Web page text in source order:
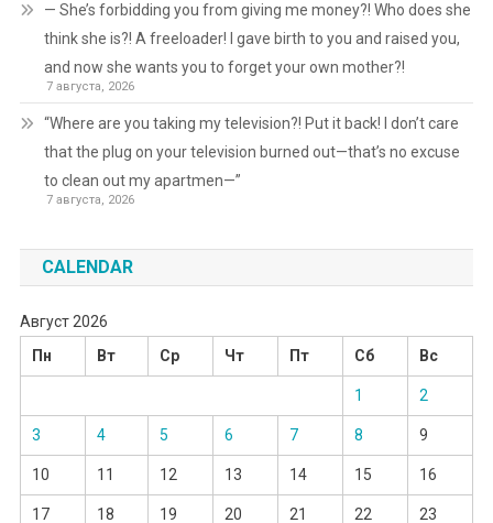
— She’s forbidding you from giving me money?! Who does she
think she is?! A freeloader! I gave birth to you and raised you,
and now she wants you to forget your own mother?!
7 августа, 2026
“Where are you taking my television?! Put it back! I don’t care
that the plug on your television burned out—that’s no excuse
to clean out my apartmen—”
7 августа, 2026
CALENDAR
Август 2026
Пн
Вт Ср Чт Пт Сб Вс
1 2
3 4 5 6 7 8 9
10 11 12 13 14 15 16
17 18 19 20 21 22 23